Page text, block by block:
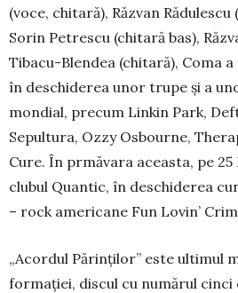
(voce, chitară), Răzvan Rădulescu
Sorin Petrescu (chitară bas),
Tibacu-Blendea (chitară), Coma
în des­chi­derea unor trupe și a
mondial, precum Linkin Park,
Sepultura, Ozzy Osbourne,
Cure. În prmăvara aceasta, pe
clubul Quantic, în deschi­derea
– rock ameri­cane Fun Lovin’
„Acordul Părinților” este ultimul
formației, discul cu numărul